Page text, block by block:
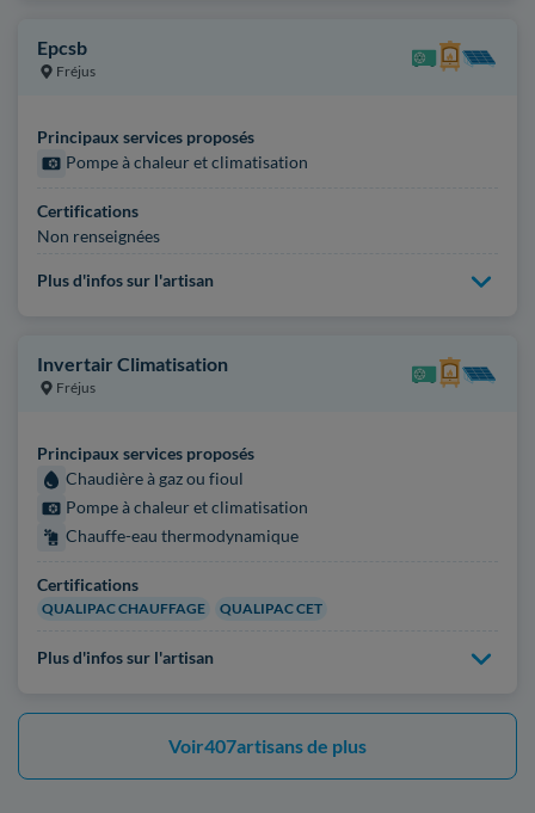
Epcsb
Fréjus
Principaux services proposés
Pompe à chaleur et climatisation
Certifications
Non renseignées
Plus d'infos sur l'artisan
Invertair Climatisation
Fréjus
Principaux services proposés
Chaudière à gaz ou fioul
Pompe à chaleur et climatisation
Chauffe-eau thermodynamique
Certifications
QUALIPAC CHAUFFAGE QUALIPAC CET
Plus d'infos sur l'artisan
Voir407artisans de plus